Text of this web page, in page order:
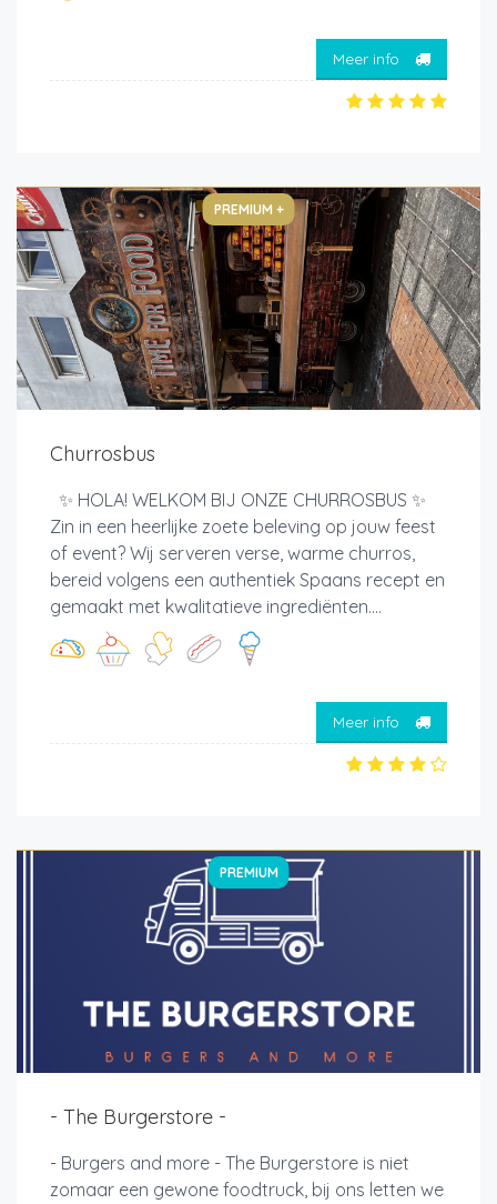
Meer info
PREMIUM +
Churrosbus
✨ HOLA! WELKOM BIJ ONZE CHURROSBUS ✨
Zin in een heerlijke zoete beleving op jouw feest
of event? Wij serveren verse, warme churros,
bereid volgens een authentiek Spaans recept en
gemaakt met kwalitatieve ingrediënten....
Meer info
PREMIUM
- The Burgerstore -
- Burgers and more - The Burgerstore is niet
zomaar een gewone foodtruck, bij ons letten we